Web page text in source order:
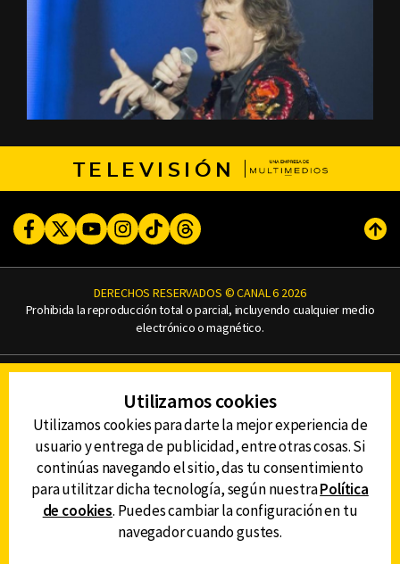
TELEVISIÓN
FacebookTwitterYoutubeInstagram
TikTokThreads
DERECHOS RESERVADOS © CANAL 6 2026
Prohibida la reproducción total o parcial, incluyendo cualquier medio
electrónico o magnético.
AVISO DE PRIVACIDAD
DEFENSORÍA DE LAS AUDIENCIAS
DESCARGA LA APP DE CANAL 6
Utilizamos cookies
Utilizamos cookies para darte la mejor experiencia de
usuario y entrega de publicidad, entre otras cosas. Si
continúas navegando el sitio, das tu consentimiento
para utilitzar dicha tecnología, según nuestraPolítica
de cookies. Puedes cambiar la configuración en tu
navegador cuando gustes.